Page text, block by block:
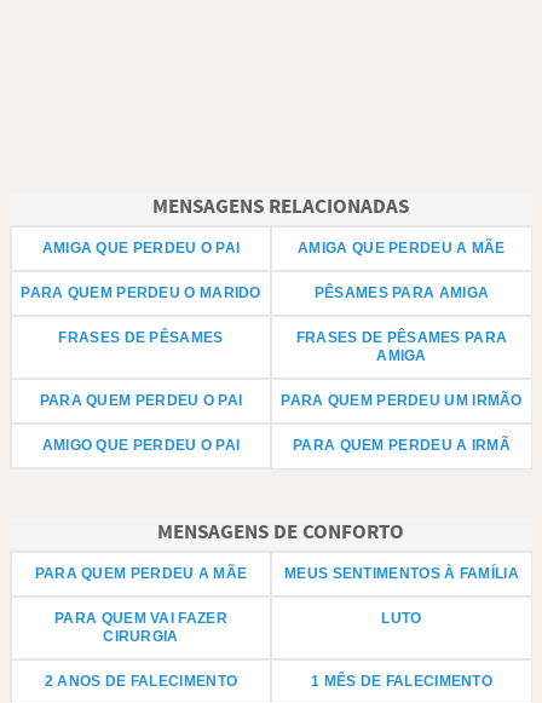
MENSAGENS RELACIONADAS
AMIGA QUE PERDEU O PAI AMIGA QUE PERDEU A MÃE
PARA QUEM PERDEU O MARIDO PÊSAMES PARA AMIGA
FRASES DE PÊSAMES
FRASES DE PÊSAMES PARA
AMIGA
PARA QUEM PERDEU O PAI PARA QUEM PERDEU UM IRMÃO
AMIGO QUE PERDEU O PAI PARA QUEM PERDEU A IRMÃ
MENSAGENS DE CONFORTO
PARA QUEM PERDEU A MÃE MEUS SENTIMENTOS À FAMÍLIA
PARA QUEM VAI FAZER
CIRURGIA
LUTO
2 ANOS DE FALECIMENTO 1 MÊS DE FALECIMENTO